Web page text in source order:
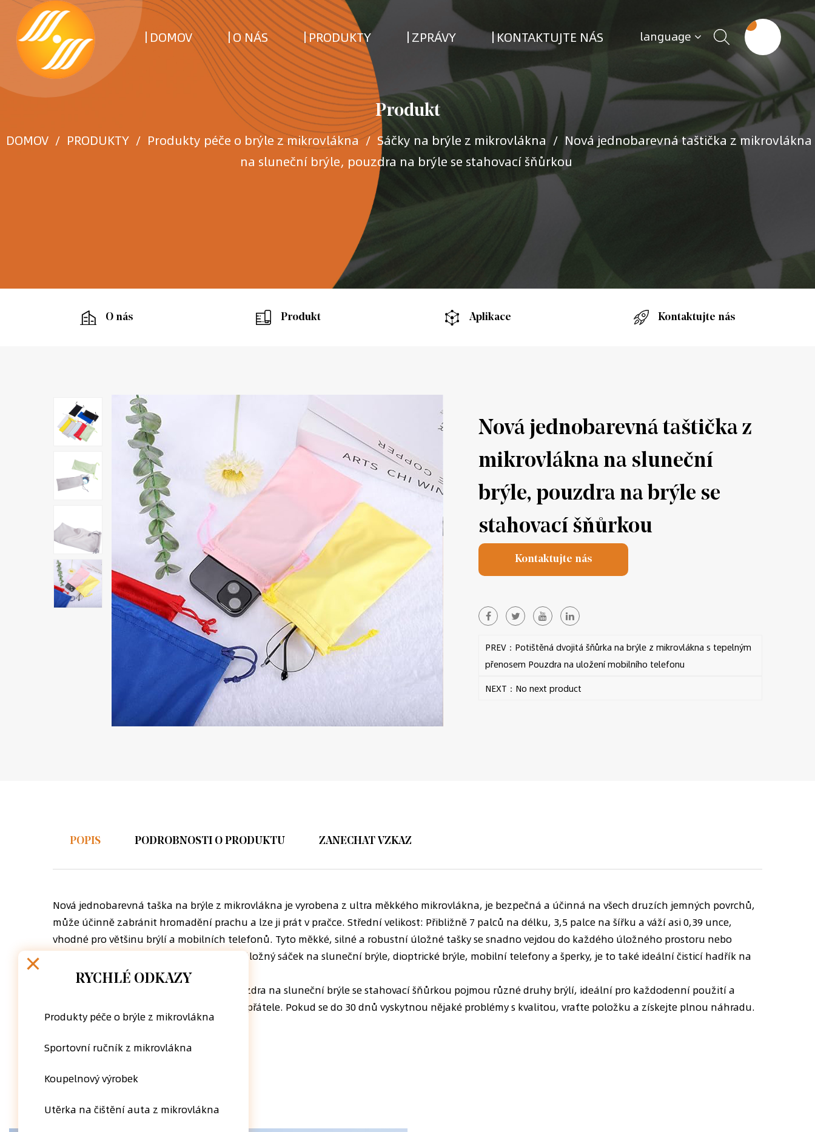
DOMOV O NÁS PRODUKTY ZPRÁVY KONTAKTUJTE NÁS language
Produkt
DOMOV / PRODUKTY / Produkty péče o brýle z mikrovlákna/Sáčky na brýle z mikrovlákna / Nová jednobarevná taštička z mikrovlákna
na sluneční brýle, pouzdra na brýle se stahovací šňůrkou
O nás Produkt Aplikace Kontaktujte nás
Nová jednobarevná taštička z
mikrovlákna na sluneční
brýle, pouzdra na brýle se
stahovací šňůrkou
Kontaktujte nás
PREV：Potištěná dvojitá šňůrka na brýle z mikrovlákna s tepelným
přenosem Pouzdra na uložení mobilního telefonu
NEXT：No next product
POPIS PODROBNOSTI O PRODUKTU ZANECHAT VZKAZ
Nová jednobarevná taška na brýle z mikrovlákna je vyrobena z ultra měkkého mikrovlákna, je bezpečná a účinná na všech druzích jemných povrchů,
může účinně zabránit hromadění prachu a lze ji prát v pračce. Střední velikost: Přibližně 7 palců na délku, 3,5 palce na šířku a váží asi 0,39 unce,
vhodné pro většinu brýlí a mobilních telefonů. Tyto měkké, silné a robustní úložné tašky se snadno vejdou do každého úložného prostoru nebo
kabelky. Kromě toho, že se používá jako úložný sáček na sluneční brýle, dioptrické brýle, mobilní telefony a šperky, je to také ideální čisticí hadřík na
povrchy obrazovek.
Každé balení obsahuje 1 barvu, tato pouzdra na sluneční brýle se stahovací šňůrkou pojmou různé druhy brýlí, ideální pro každodenní použití a
cestování, také skvělý dárek pro rodinu a přátele. Pokud se do 30 dnů vyskytnou nějaké problémy s kvalitou, vraťte položku a získejte plnou náhradu.
RYCHLÉ ODKAZY
Produkty péče o brýle z mikrovlákna
Sportovní ručník z mikrovlákna
Koupelnový výrobek
Utěrka na čištění auta z mikrovlákna